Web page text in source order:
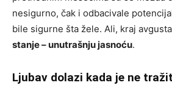
nesigurno, čak i odbacivale
bile sigurne šta žele. Ali, kraj
stanje – unutrašnju jasnoću.
Ljubav dolazi kada je ne